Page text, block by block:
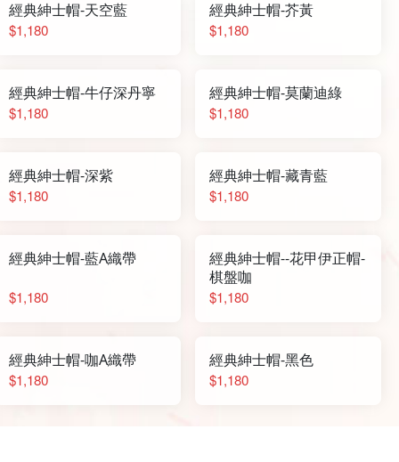
經典紳士帽-天空藍
$1,180
經典紳士帽-芥黃
$1,180
經典紳士帽-牛仔深丹寧
$1,180
經典紳士帽-莫蘭迪綠
$1,180
經典紳士帽-深紫
$1,180
經典紳士帽-藏青藍
$1,180
經典紳士帽-藍A織帶
$1,180
經典紳士帽--花甲伊正帽-
棋盤咖
$1,180
經典紳士帽-咖A織帶
$1,180
經典紳士帽-黑色
$1,180